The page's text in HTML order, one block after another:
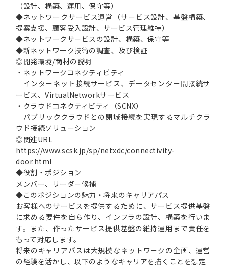
（設計、構築、運用、保守等）
◆ネットワークサービス運営（サービス設計、基盤構築、
提案支援、顧客受入設計、サービス管理維持）
◆ネットワークサービスの設計、構築、保守等
◆新ネットワーク技術の調査、及び検証
◎開発環境/商材の説明
・ネットワークコネクティビティ
インターネット接続サービス、データセンター間接続サ
ービス、VirtualNetworkサービス
・クラウドコネクティビティ（SCNX）
パブリッククラウドとの閉域接続を実現するマルチクラ
ウド接続ソリューション
◎関連URL
https://www.scsk.jp/sp/netxdc/connectivity-
door.html
◆役割・ポジション
メンバー、リーダー候補
◆このポジションの魅力・将来のキャリアパス
お客様へのサービスを提供するために、サービス提供基盤
に求める要件を自ら作り、インフラの設計、構築を行いま
す。また、作ったサービス提供基盤の維持運用まで責任を
もって対応します。
将来のキャリアパスは大規模なネットワークの企画、運営
の経験を活かし、以下のようなキャリアを描くことを想定